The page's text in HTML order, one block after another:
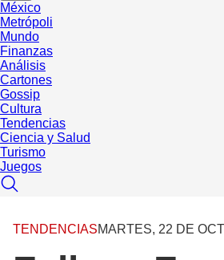
México
Metrópoli
Mundo
Finanzas
Análisis
Cartones
Gossip
Cultura
Tendencias
Ciencia y Salud
Turismo
Juegos
TENDENCIASMARTES, 22 DE